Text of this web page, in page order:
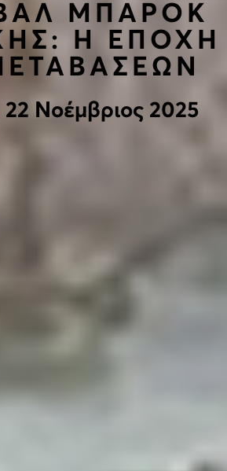
ΜΠΑΡΟΚ
Η ΕΠΟΧΗ
22 Νοέμβριος 2025